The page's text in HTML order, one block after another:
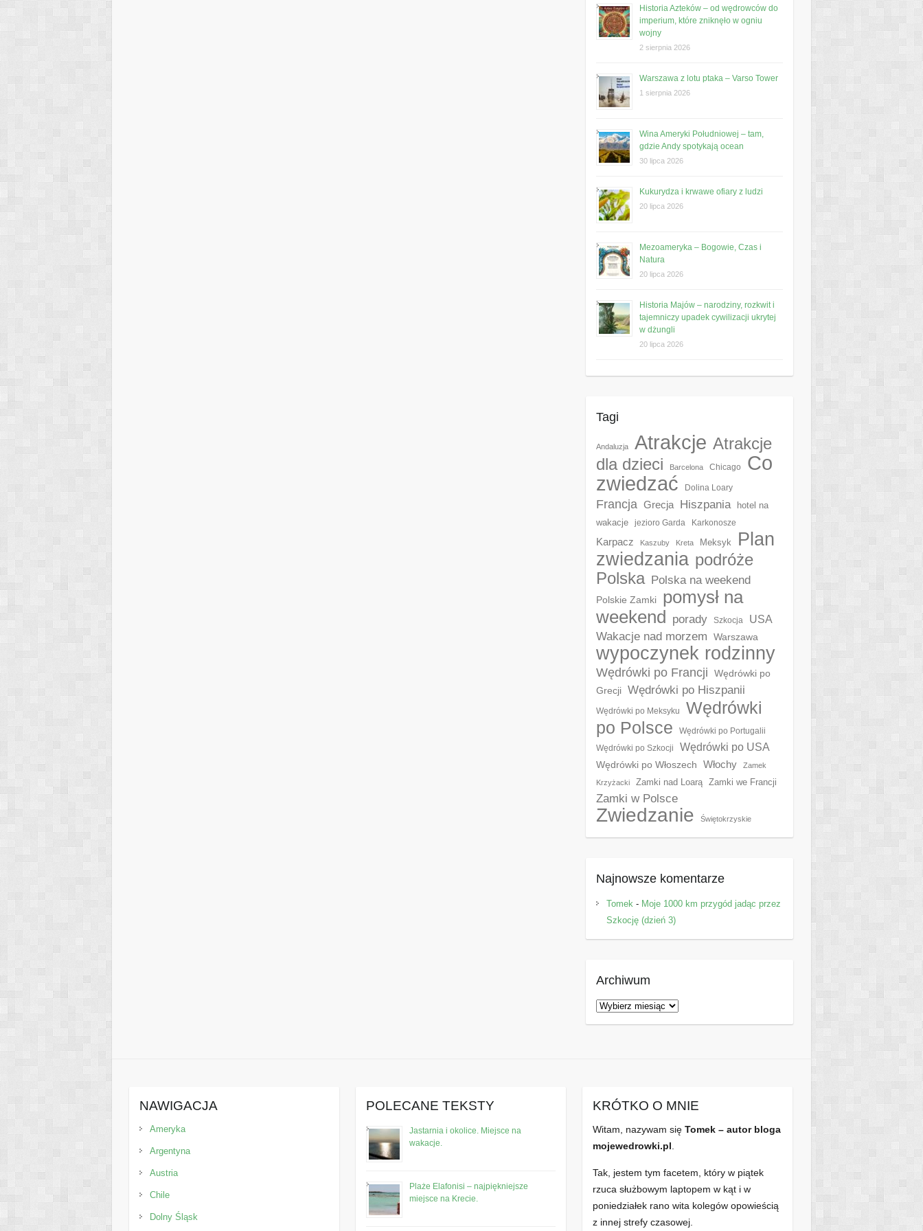
Historia Azteków – od wędrowców do
imperium, które zniknęło w ogniu
wojny
2 sierpnia 2026
Warszawa z lotu ptaka – Varso Tower
1 sierpnia 2026
Wina Ameryki Południowej – tam,
gdzie Andy spotykają ocean
30 lipca 2026
Kukurydza i krwawe ofiary z ludzi
20 lipca 2026
Mezoameryka – Bogowie, Czas i
Natura
20 lipca 2026
Historia Majów – narodziny, rozkwit i
tajemniczy upadek cywilizacji ukrytej
w dżungli
20 lipca 2026
Tagi
Andaluzja Atrakcje Atrakcje
dla dzieci
Barcelona Chicago
Co
zwiedzać
Dolina Loary
Francja Grecja Hiszpania
hotel na
wakacje
jezioro Garda Karkonosze
Karpacz Kaszuby Kreta Meksyk
Plan
zwiedzania podróże
Polska Polska na weekend
Polskie Zamki
pomysł na
weekend porady Szkocja USA
Wakacje nad morzem Warszawa
wypoczynek rodzinny
Wędrówki po Francji
Wędrówki po
Grecji
Wędrówki po Hiszpanii
Wędrówki po Meksyku
Wędrówki
po Polsce
Wędrówki po Portugalii
Wędrówki po Szkocji Wędrówki po USA
Wędrówki po Włoszech Włochy Zamek
Krzyżacki Zamki nad Loarą Zamki we Francji
Zamki w Polsce
Zwiedzanie Świętokrzyskie
Najnowsze komentarze
Tomek - Moje 1000 km przygód jadąc przez
Szkocję (dzień 3)
Archiwum
Archiwum
NAWIGACJA
Ameryka
Argentyna
Austria
Chile
Dolny Śląsk
POLECANE TEKSTY
Jastarnia i okolice. Miejsce na
wakacje.
Plaże Elafonisi – najpiękniejsze
miejsce na Krecie.
KRÓTKO O MNIE
Witam, nazywam się Tomek – autor bloga
mojewedrowki.pl
Tak, jestem tym facetem, który w piątek
rzuca służbowym laptopem w kąt i w
poniedziałek rano wita kolegów opowieścią
z innej strefy czasowej.